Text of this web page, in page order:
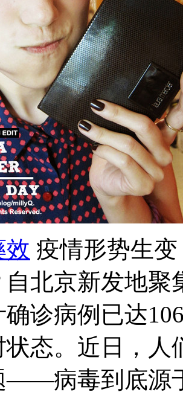
效 疫情形势生
北京新发地聚
诊病例已达
态。近日，人
——病毒到底源